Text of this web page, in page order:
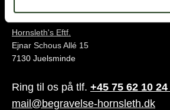
Hornsleth's Eftf.
Ejnar Schous Allé 15
7130 Juelsminde
Ring til os på tlf. +45 75 62 10 24
mail@begravelse-hornsleth.dk